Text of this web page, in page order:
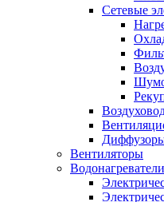
Сетевые
Вентиляторы
Водонагреватели